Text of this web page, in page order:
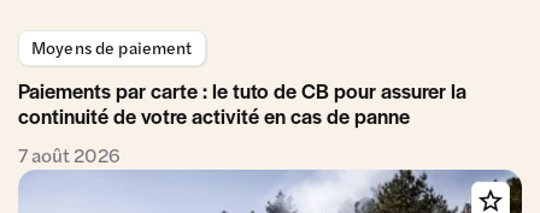
Moyens de paiement
Paiements par carte : le tuto de CB pour assurer la
continuité de votre activité en cas de panne
7 août 2026